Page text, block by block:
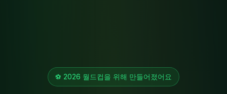
⚽ 2026 월드컵을 위해 만들어졌어요